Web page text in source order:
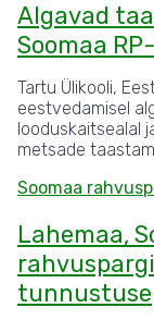
Algavad
Soomaa
Tartu Ülikooli,
eestvedamisel
looduskaitsealal
metsade
Soomaa
Lahemaa,
tunnustuse